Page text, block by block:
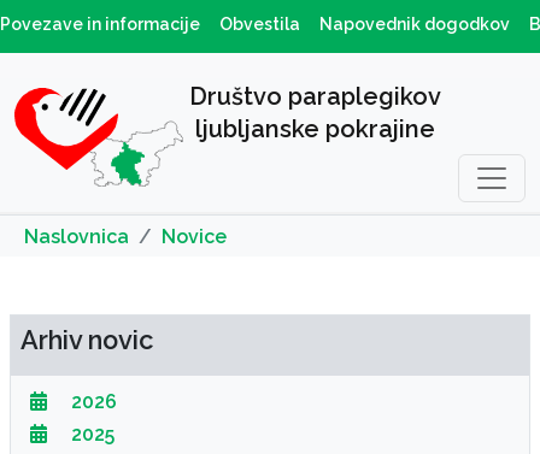
Povezave in informacije Obvestila Napovednik dogodkov
Društvo paraplegikov
ljubljanske pokrajine
Naslovnica Novice
Arhiv novic
2026
2025